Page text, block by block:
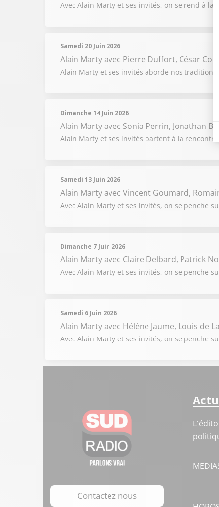
Avec Alain Marty et ses invités, on se rend à
Samedi 20 Juin 2026
Alain Martyavec Pierre Duffort, César
Alain Marty et ses invités aborde nos
Dimanche 14 Juin 2026
Alain Martyavec Sonia Perrin, Jonathan
Alain Marty et ses invités partent à la rencontre
Samedi 13 Juin 2026
Alain Martyavec Vincent Goumard,
Avec Alain Marty et ses invités, on se penche
Dimanche 7 Juin 2026
Alain Martyavec Claire Delbard, Patrick
Avec Alain Marty et ses invités, on se penche
Samedi 6 Juin 2026
Alain Martyavec Hélène Jaume, Louis de
Avec Alain Marty et ses invités, on se penche
Contactez nous
L'édito